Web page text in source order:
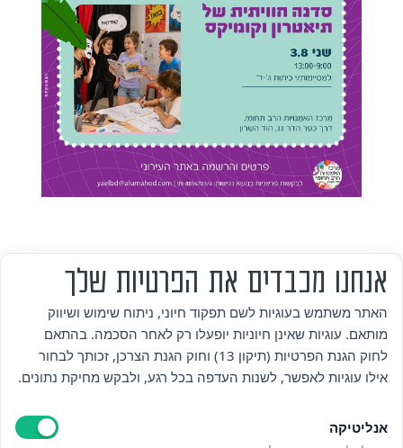
אזור אישי
מדיניות פרטיות
הצהרת נגישות
אנחנו מכבדים את הפרטיות שלך
האתר משתמש בעוגיות לשם תפקוד חיוני, ניתוח שימוש ושיווק
מותאם. עוגיות שאינן חיוניות יופעלו רק לאחר הסכמה. בהתאם
לחוק הגנת הפרטיות (תיקון 13) וחוק הגנת הצרכן, זכותך לבחור
אילו עוגיות לאפשר, לשנות העדפה בכל רגע, ולבקש מחיקת נתונים.
אנליטיקה